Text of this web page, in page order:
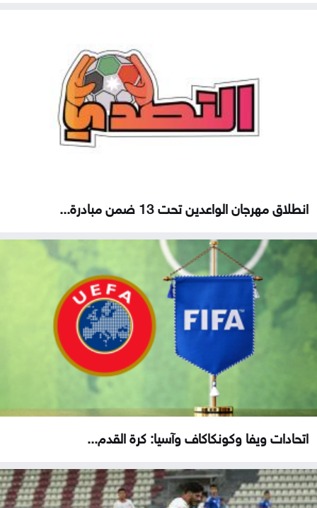
انطلاق مهرجان الواعدين تحت 13 ضمن مبادرة...
اتحادات ويفا وكونكاكاف وآسيا: كرة القدم...